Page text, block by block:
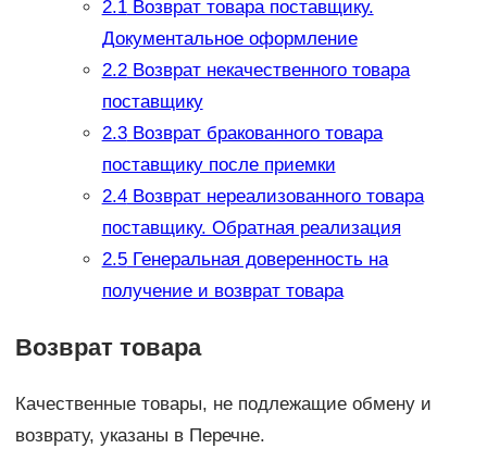
2.1Возврат товара поставщику.
Документальное оформление
2.2Возврат некачественного товара
поставщику
2.3Возврат бракованного товара
поставщику после приемки
2.4Возврат нереализованного товара
поставщику. Обратная реализация
2.5Генеральная доверенность на
получение и возврат товара
Возврат товара
Качественные товары, не подлежащие обмену и
возврату, указаны в Перечне.